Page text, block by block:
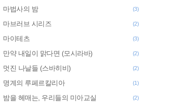
마법사의 밤 (3)
마브러브 시리즈 (2)
마이테츠 (3)
만약 내일이 맑다면 (모시라바) (2)
멋진 나날들 (스바히비) (2)
명계의 루페르칼리아 (1)
밤을 헤매는, 우리들의 미아교실 (2)